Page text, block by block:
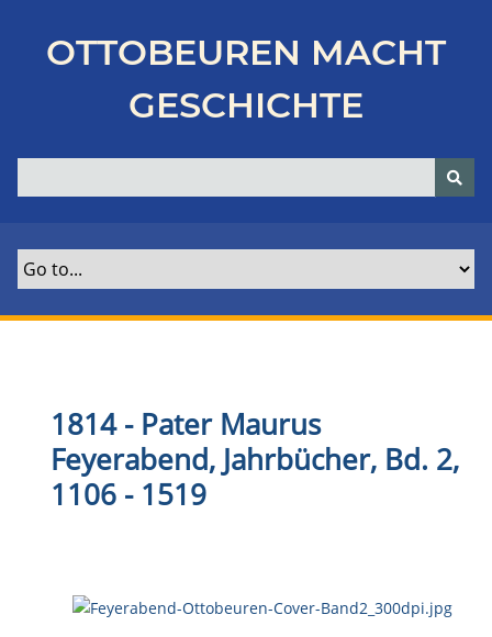
p
OTTOBEUREN MACHT
GESCHICHTE
1814 - Pater Maurus
Feyerabend, Jahrbücher, Bd. 2,
1106 - 1519